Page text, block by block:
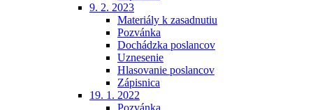
9. 2. 2023
Materiály k zasadnutiu
Pozvánka
Dochádzka poslancov
Uznesenie
Hlasovanie poslancov
Zápisnica
19. 1. 2022
Pozvánka